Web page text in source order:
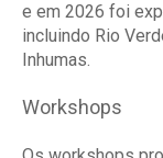
e em 2026 foi
incluindo Rio
Inhumas.
Workshops